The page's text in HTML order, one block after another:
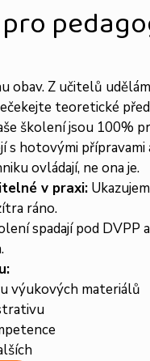
obav. Z učitelů
teoretické
školení jsou 100%
s hotovými přípravami
ovládají, ne ona je.
v praxi:
ráno.
spadají pod DVPP
výukových materiálů